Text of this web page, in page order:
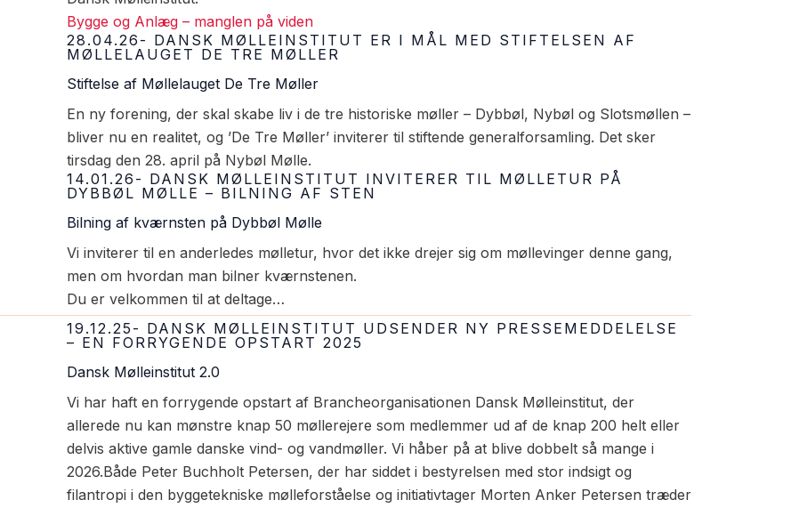
Bygge og Anlæg – manglen på viden
28.04.26- DANSK MØLLEINSTITUT ER I MÅL MED STIFTELSEN AF
MØLLELAUGET DE TRE MØLLER
Stiftelse af Møllelauget De Tre Møller
En ny forening, der skal skabe liv i de tre historiske møller – Dybbøl, Nybøl og Slotsmøllen –
bliver nu en realitet, og ’De Tre Møller’ inviterer til stiftende generalforsamling. Det sker
tirsdag den 28. april på Nybøl Mølle.
14.01.26- DANSK MØLLEINSTITUT INVITERER TIL MØLLETUR PÅ
DYBBØL MØLLE – BILNING AF STEN
Bilning af kværnsten på Dybbøl Mølle
Vi inviterer til en anderledes mølletur, hvor det ikke drejer sig om møllevinger denne gang,
men om hvordan man bilner kværnstenen.
Du er velkommen til at deltage…
19.12.25- DANSK MØLLEINSTITUT UDSENDER NY PRESSEMEDDELELSE
– EN FORRYGENDE OPSTART 2025
Dansk Mølleinstitut 2.0
Vi har haft en forrygende opstart af Brancheorganisationen Dansk Mølleinstitut, der
allerede nu kan mønstre knap 50 møllerejere som medlemmer ud af de knap 200 helt eller
delvis aktive gamle danske vind- og vandmøller. Vi håber på at blive dobbelt så mange i
2026.Både Peter Buchholt Petersen, der har siddet i bestyrelsen med stor indsigt og
filantropi i den byggetekniske mølleforståelse og initiativtager Morten Anker Petersen træder